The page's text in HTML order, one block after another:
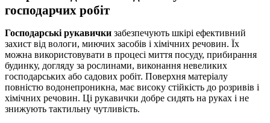
господарчих робіт
Господарські рукавички забезпечують шкірі ефективний
захист від вологи, миючих засобів і хімічних речовин. Їх
можна використовувати в процесі миття посуду, прибирання
будинку, догляду за рослинами, виконання невеликих
господарських або садових робіт. Поверхня матеріалу
повністю водонепроникна, має високу стійкість до розривів і
хімічних речовин. Ці рукавички добре сидять на руках і не
знижують тактильну чутливість.